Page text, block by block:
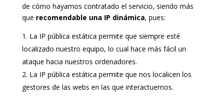
de cómo hayamos contratado el servicio, siendo más
que recomendable una IP dinámica, pues:
La IP pública estática permite que siempre esté
localizado nuestro equipo, lo cual hace más fácil un
ataque hacia nuestros ordenadores.
La IP pública estática permite que nos localicen los
gestores de las webs en las que interactuemos.